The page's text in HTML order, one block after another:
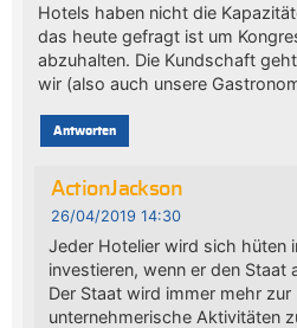
Hotels haben nicht die
das heute gefragt ist um
abzuhalten. Die Kundschaft
wir (also auch unsere
Antworten
ActionJackson
26/04/2019 14:30
Jeder Hotelier wird sich hüten
investieren, wenn er den Staat
Der Staat wird immer mehr
unternehmerische Aktivitäten